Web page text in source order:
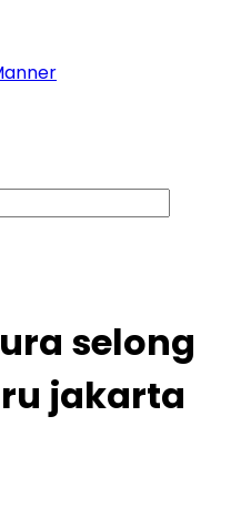
selong
jakarta